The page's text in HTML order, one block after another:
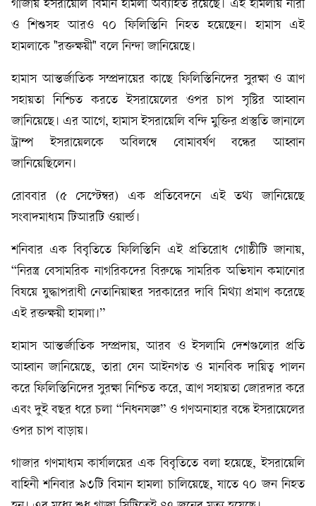
গাজায় ইসরায়েলি বিমান হামলা অব্যাহত রয়েছে। এই হামলায় নারী
ও শিশুসহ আরও ৭০ ফিলিস্তিনি নিহত হয়েছেন। হামাস এই
হামলাকে "রক্তক্ষয়ী" বলে নিন্দা জানিয়েছে।
হামাস আন্তর্জাতিক সম্প্রদায়ের কাছে ফিলিস্তিনিদের সুরক্ষা ও ত্রাণ
সহায়তা নিশ্চিত করতে ইসরায়েলের ওপর চাপ সৃষ্টির আহ্বান
জানিয়েছে। এর আগে, হামাস ইসরায়েলি বন্দি মুক্তির প্রস্তুতি জানালে
ট্রাম্প ইসরায়েলকে অবিলম্বে বোমাবর্ষণ বন্ধের আহ্বান
জানিয়েছিলেন।
রোববার (৫ সেপ্টেম্বর) এক প্রতিবেদনে এই তথ্য জানিয়েছে
সংবাদমাধ্যম টিআরটি ওয়ার্ল্ড।
শনিবার এক বিবৃতিতে ফিলিস্তিনি এই প্রতিরোধ গোষ্ঠীটি জানায়,
“নিরস্ত্র বেসামরিক নাগরিকদের বিরুদ্ধে সামরিক অভিযান কমানোর
বিষয়ে যুদ্ধাপরাধী নেতানিয়াহুর সরকারের দাবি মিথ্যা প্রমাণ করেছে
এই রক্তক্ষয়ী হামলা।”
হামাস আন্তর্জাতিক সম্প্রদায়, আরব ও ইসলামি দেশগুলোর প্রতি
আহ্বান জানিয়েছে, তারা যেন আইনগত ও মানবিক দায়িত্ব পালন
করে ফিলিস্তিনিদের সুরক্ষা নিশ্চিত করে, ত্রাণ সহায়তা জোরদার করে
এবং দুই বছর ধরে চলা “নিধনযজ্ঞ” ও গণঅনাহার বন্ধে ইসরায়েলের
ওপর চাপ বাড়ায়।
গাজার গণমাধ্যম কার্যালয়ের এক বিবৃতিতে বলা হয়েছে, ইসরায়েলি
বাহিনী শনিবার ৯৩টি বিমান হামলা চালিয়েছে, যাতে ৭০ জন নিহত